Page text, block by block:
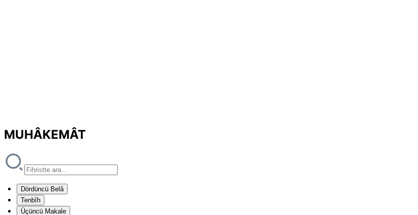
MUHÂKEMÂT
Dördüncü Belâ
Tenbîh
Üçüncü Makale